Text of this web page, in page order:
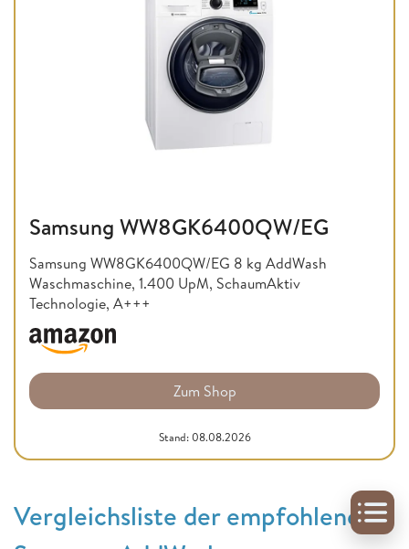
Samsung WW8GK6400QW/EG
Samsung WW8GK6400QW/EG 8 kg AddWash
Waschmaschine, 1.400 UpM, SchaumAktiv
Technologie, A+++
Zum Shop
Stand: 08.08.2026
Vergleichsliste der empfohlenen